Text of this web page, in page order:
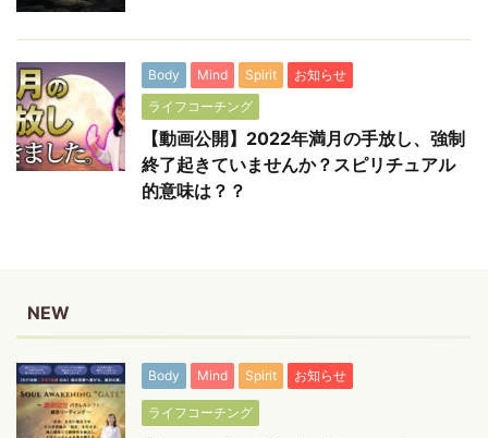
Body Mind Spirit
お知らせ
ライフコーチング
【動画公開】2022年満月の手放し、強制
終了起きていませんか？スピリチュアル
的意味は？？
NEW
Body Mind Spirit お知らせ
ライフコーチング